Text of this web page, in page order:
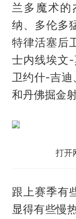
兰多魔术
纳、多伦多
特律活塞后
士内线埃文
卫约什-吉
和丹佛掘金
打开
跟上赛季有
显得有些慢